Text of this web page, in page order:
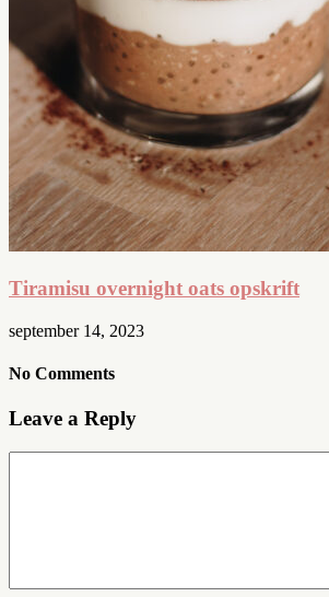
Tiramisu overnight oats opskrift
september 14, 2023
No Comments
Leave a Reply